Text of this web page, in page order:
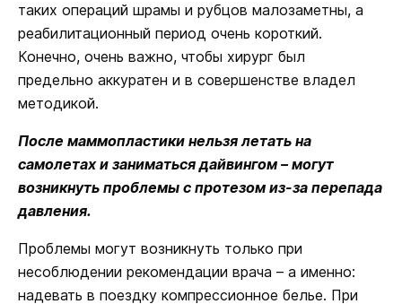
таких операций шрамы и рубцов малозаметны, а
реабилитационный период очень короткий.
Конечно, очень важно, чтобы хирург был
предельно аккуратен и в совершенстве владел
методикой.
После маммопластики нельзя летать на
самолетах и заниматься дайвингом – могут
возникнуть проблемы с протезом из-за перепада
давления.
Проблемы могут возникнуть только при
несоблюдении рекомендации врача – а именно:
надевать в поездку компрессионное белье. При